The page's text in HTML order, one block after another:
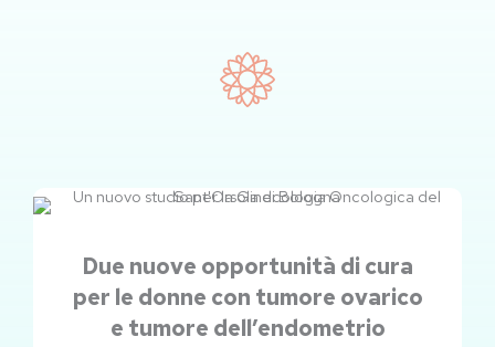
Due nuove opportunità di cura
per le donne con tumore ovarico
e tumore dell’endometrio